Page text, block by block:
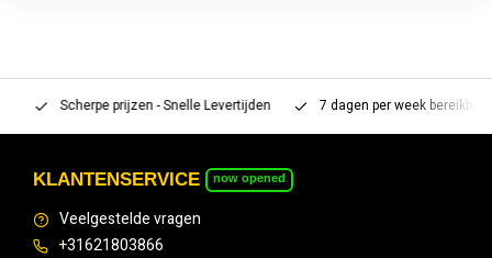
Scherpe prijzen - Snelle Levertijden 7 dagen per week bereikbaar
KLANTENSERVICE now opened
Veelgestelde vragen
+31621803866